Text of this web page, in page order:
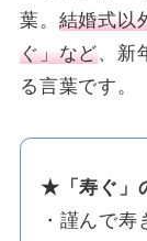
葉。 結婚式以
ぐ」など、新
る言葉です。
★「寿ぐ」
・謹んで